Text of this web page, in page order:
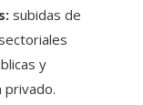
subidas de
y